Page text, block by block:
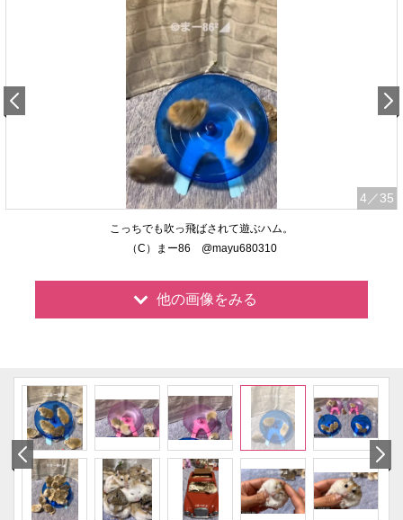
4 ／35
こっちでも吹っ飛ばされて遊ぶハム。
（C）まー86 @mayu680310
他の画像をみる